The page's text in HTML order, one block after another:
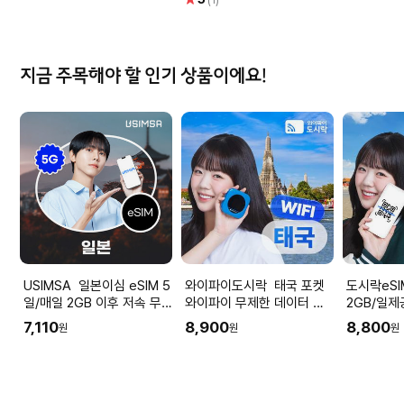
지금 주목해야 할 인기 상품이에요!
USIMSA 일본이심 eSIM 5
일/매일 2GB 이후 저속 무
제한 소프트뱅크/KDDI
7,110원
와이파이도시락 태국 포켓
와이파이 무제한 데이터 방
콕 푸켓 공항수령
8,900원
도시락eSIM 중
2GB/일제
무제한 도
8,800원